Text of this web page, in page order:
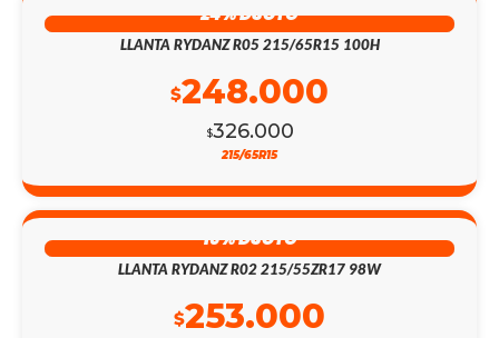
24% DSCTO
LLANTA RYDANZ R05 215/65R15 100H
$326.000
$248.000
215/65R15
16% DSCTO
LLANTA RYDANZ R02 215/55ZR17 98W
$253.000